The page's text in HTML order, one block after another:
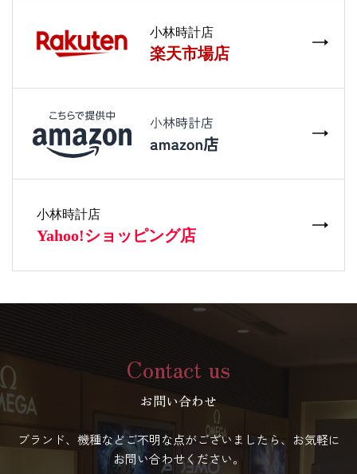
Contact us
お問い合わせ
ブランド、機種などご不明な点がございましたら、お気軽に
お問い合わせください。